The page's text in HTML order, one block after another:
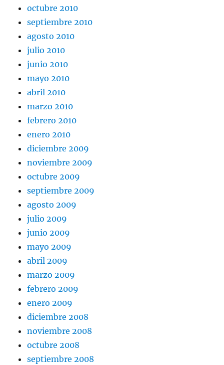
octubre 2010
septiembre 2010
agosto 2010
julio 2010
junio 2010
mayo 2010
abril 2010
marzo 2010
febrero 2010
enero 2010
diciembre 2009
noviembre 2009
octubre 2009
septiembre 2009
agosto 2009
julio 2009
junio 2009
mayo 2009
abril 2009
marzo 2009
febrero 2009
enero 2009
diciembre 2008
noviembre 2008
octubre 2008
septiembre 2008